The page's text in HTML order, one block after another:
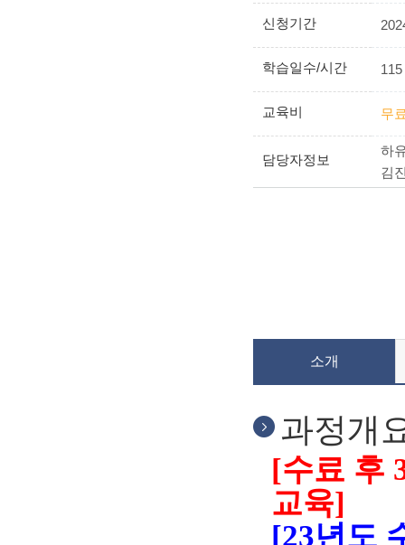
신청기간
학습일수/시간
교육비 무
담당자정보
하
김
소개
과정개
[수료 후
교육]
[23년도